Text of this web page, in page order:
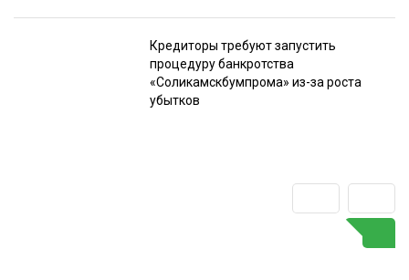
Кредиторы требуют запустить
процедуру банкротства
«Соликамскбумпрома» из-за роста
убытков